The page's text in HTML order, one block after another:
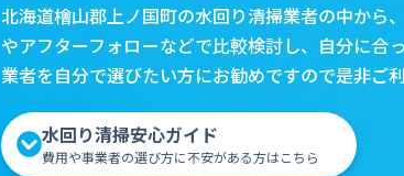
北海道檜山郡上ノ国町の水回り清掃業者の中から
やアフターフォローなどで比較検討し、自分に合
業者を自分で選びたい方にお勧めですので是非ご
水回り清掃安心ガイド
費用や事業者の選び方に不安がある方はこちら